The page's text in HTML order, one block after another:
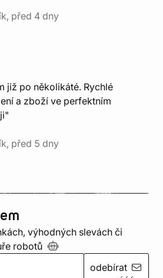
před 4 dny
již po několikáté. Rychlé
a zboží ve perfektním
před 5 dny
výhodných slevách či
robotů
odebírat